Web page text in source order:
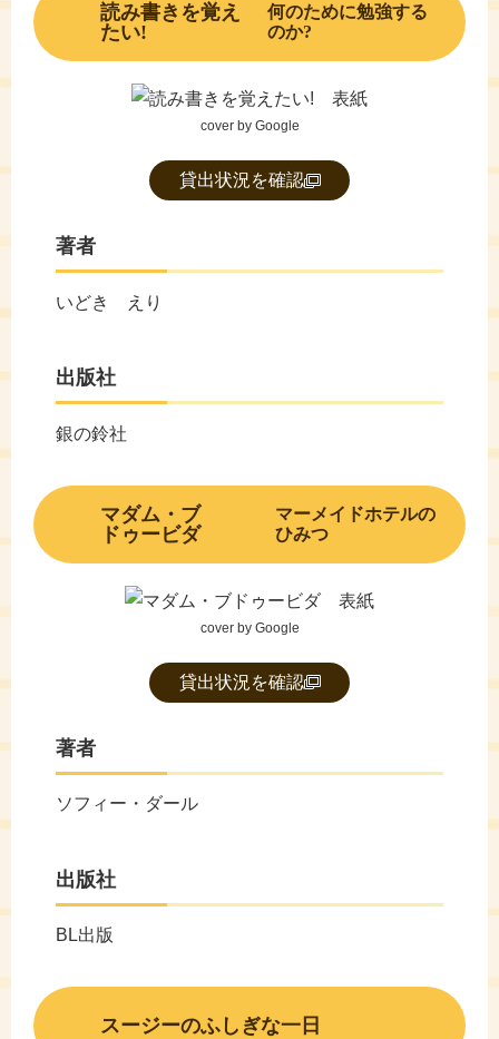
読み書きを覚え
たい!
何のために勉強する
のか?
cover by Google
貸出状況を確認
著者
いどき えり
出版社
銀の鈴社
マダム・ブ
ドゥービダ
マーメイドホテルの
ひみつ
cover by Google
貸出状況を確認
著者
ソフィー・ダール
出版社
BL出版
スージーのふしぎな一日